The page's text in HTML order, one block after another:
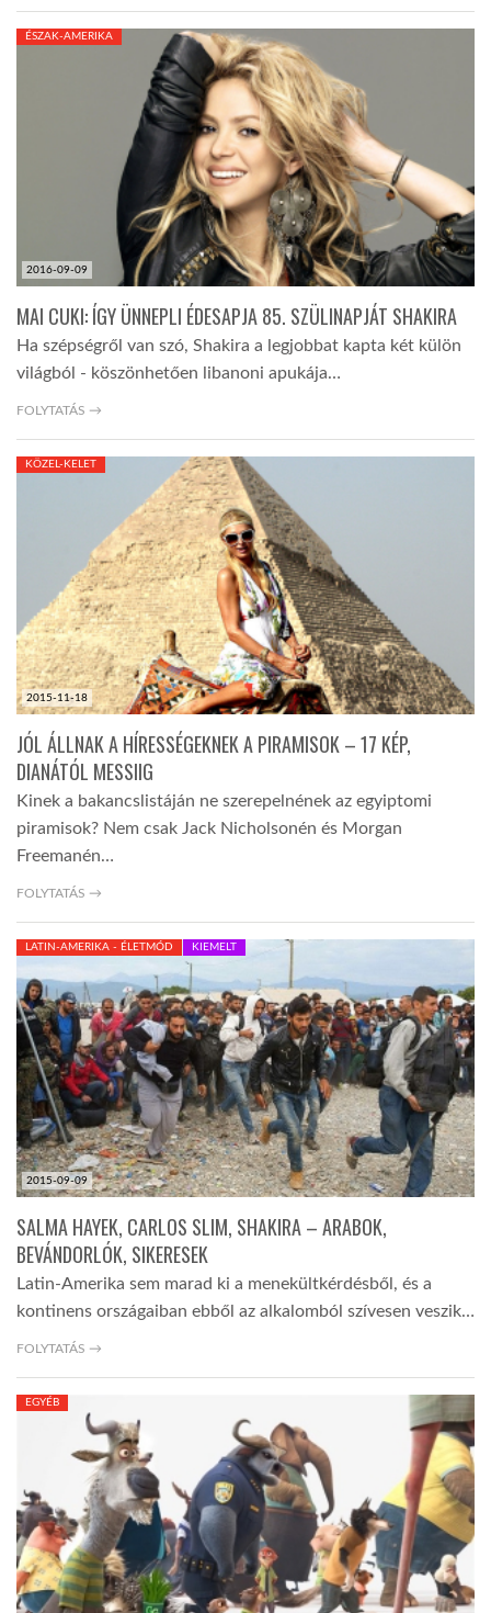
GLOBOZSARU
DOBRAVERO.HU
GLOBOBOOK
2016-09-09
ÉSZAK-AMERIKA
MAI CUKI: ÍGY ÜNNEPLI ÉDESAPJA 85. SZÜLINAPJÁT SHAKIRA
Ha szépségről van szó, Shakira a legjobbat kapta két külön
világból - köszönhetően libanoni apukája…
FOLYTATÁS →
2015-11-18
KÖZEL-KELET
JÓL ÁLLNAK A HÍRESSÉGEKNEK A PIRAMISOK – 17 KÉP,
DIANÁTÓL MESSIIG
Kinek a bakancslistáján ne szerepelnének az egyiptomi
piramisok? Nem csak Jack Nicholsonén és Morgan
Freemanén…
FOLYTATÁS →
2015-09-09
LATIN-AMERIKA - ÉLETMÓD KIEMELT
SALMA HAYEK, CARLOS SLIM, SHAKIRA – ARABOK,
BEVÁNDORLÓK, SIKERESEK
Latin-Amerika sem marad ki a menekültkérdésből, és a
kontinens országaiban ebből az alkalomból szívesen veszik…
FOLYTATÁS →
EGYÉB